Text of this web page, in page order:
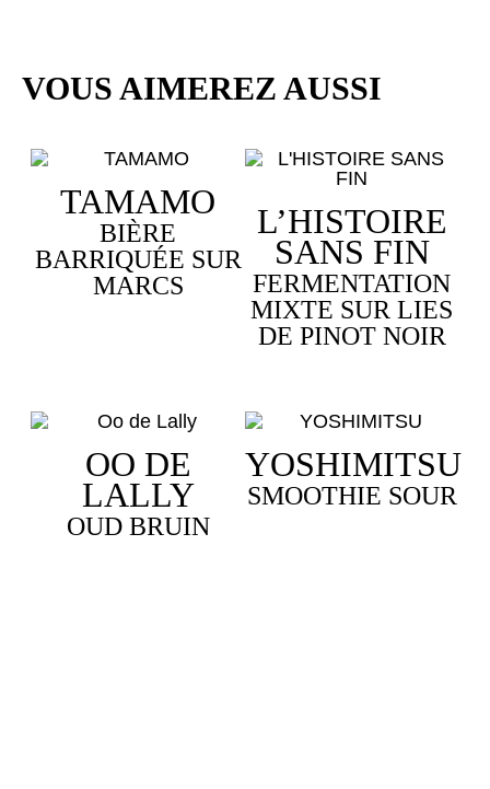
VOUS AIMEREZ AUSSI
TAMAMO
BIÈRE
BARRIQUÉE SUR
MARCS
L’HISTOIRE
SANS FIN
FERMENTATION
MIXTE SUR LIES
DE PINOT NOIR
OO DE
LALLY
OUD BRUIN
YOSHIMITSU
SMOOTHIE SOUR